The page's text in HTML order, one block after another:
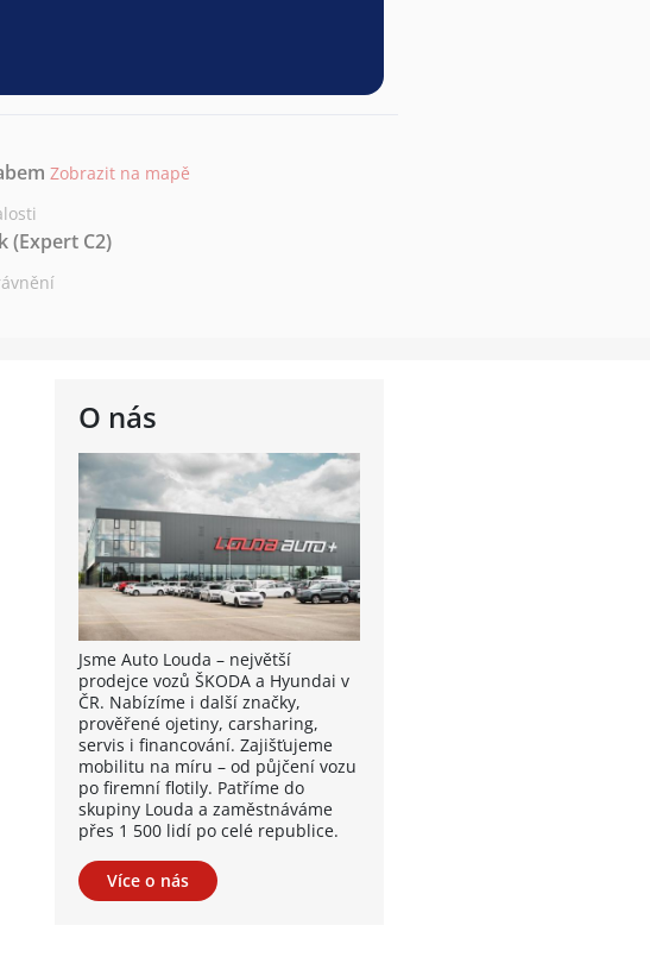
Zobrazit na mapě
(Expert C2)
O nás
Jsme Auto Louda – největší
prodejce vozů ŠKODA a Hyundai v
ČR. Nabízíme i další značky,
prověřené ojetiny, carsharing,
servis i financování. Zajišťujeme
mobilitu na míru – od půjčení vozu
po firemní flotily. Patříme do
skupiny Louda a zaměstnáváme
přes 1 500 lidí po celé republice.
Více o nás